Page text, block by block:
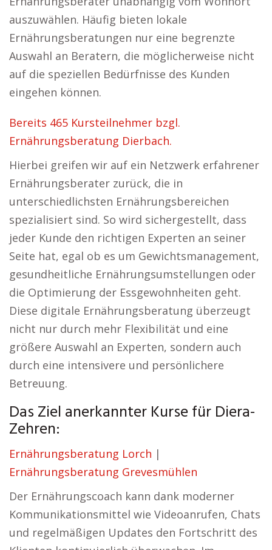
auszuwählen. Häufig bieten lokale
Ernährungsberatungen nur eine begrenzte
Auswahl an Beratern, die möglicherweise nicht
auf die speziellen Bedürfnisse des Kunden
eingehen können.
Bereits 465 Kursteilnehmer bzgl.
Ernährungsberatung Dierbach.
Hierbei greifen wir auf ein Netzwerk erfahrener
Ernährungsberater zurück, die in
unterschiedlichsten Ernährungsbereichen
spezialisiert sind. So wird sichergestellt, dass
jeder Kunde den richtigen Experten an seiner
Seite hat, egal ob es um Gewichtsmanagement,
gesundheitliche Ernährungsumstellungen oder
die Optimierung der Essgewohnheiten geht.
Diese digitale Ernährungsberatung überzeugt
nicht nur durch mehr Flexibilität und eine
größere Auswahl an Experten, sondern auch
durch eine intensivere und persönlichere
Betreuung.
Das Ziel anerkannter Kurse für Diera-
Zehren:
Ernährungsberatung Lorch |
Ernährungsberatung Grevesmühlen
Der Ernährungscoach kann dank moderner
Kommunikationsmittel wie Videoanrufen, Chats
und regelmäßigen Updates den Fortschritt des